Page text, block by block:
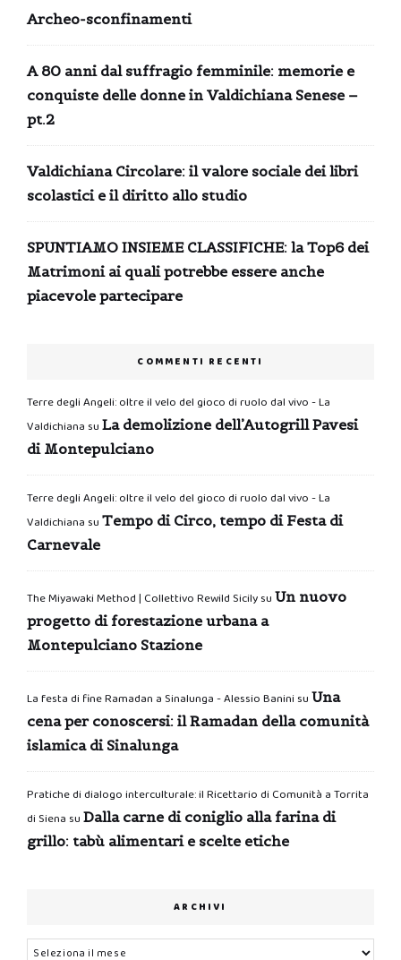
Archeo-sconfinamenti
A 80 anni dal suffragio femminile: memorie e
conquiste delle donne in Valdichiana Senese –
pt.2
Valdichiana Circolare: il valore sociale dei libri
scolastici e il diritto allo studio
SPUNTIAMO INSIEME CLASSIFICHE: la Top6 dei
Matrimoni ai quali potrebbe essere anche
piacevole partecipare
COMMENTI RECENTI
Terre degli Angeli: oltre il velo del gioco di ruolo dal vivo - La
Valdichiana su La demolizione dell’Autogrill Pavesi
di Montepulciano
Terre degli Angeli: oltre il velo del gioco di ruolo dal vivo - La
Valdichiana su Tempo di Circo, tempo di Festa di
Carnevale
The Miyawaki Method | Collettivo Rewild Sicilysu Un nuovo
progetto di forestazione urbana a
Montepulciano Stazione
La festa di fine Ramadan a Sinalunga - Alessio Banini su Una
cena per conoscersi: il Ramadan della comunità
islamica di Sinalunga
Pratiche di dialogo interculturale: il Ricettario di Comunità a Torrita
di Siena su Dalla carne di coniglio alla farina di
grillo: tabù alimentari e scelte etiche
ARCHIVI
Archivi